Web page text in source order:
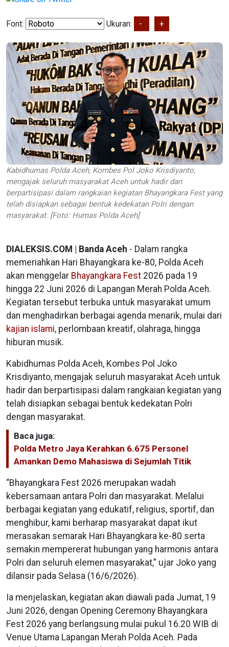
Font: Ukuran: - +
Kabidhumas Polda Aceh, Kombes Pol Joko Krisdiyanto,
mengajak seluruh masyarakat Aceh untuk hadir dan
berpartisipasi dalam rangkaian kegiatan Bhayangkara Fest yang
telah disiapkan sebagai bentuk kedekatan Polri dengan
masyarakat. [Foto: Humas Polda Aceh]
DIALEKSIS.COM | Banda Aceh - Dalam rangka
memeriahkan Hari Bhayangkara ke-80, Polda Aceh
akan menggelar Bhayangkara Fest 2026 pada 19
hingga 22 Juni 2026 di Lapangan Merah Polda Aceh.
Kegiatan tersebut terbuka untuk masyarakat umum
dan menghadirkan berbagai agenda menarik, mulai dari
kajian islami, perlombaan kreatif, olahraga, hingga
hiburan musik.
Kabidhumas Polda Aceh, Kombes Pol Joko
Krisdiyanto, mengajak seluruh masyarakat Aceh untuk
hadir dan berpartisipasi dalam rangkaian kegiatan yang
telah disiapkan sebagai bentuk kedekatan Polri
dengan masyarakat.
Baca juga:
Polda Metro Jaya Kerahkan 6.675 Personel
Amankan Demo Mahasiswa di Sejumlah Titik
“Bhayangkara Fest 2026 merupakan wadah
kebersamaan antara Polri dan masyarakat. Melalui
berbagai kegiatan yang edukatif, religius, sportif, dan
menghibur, kami berharap masyarakat dapat ikut
merasakan semarak Hari Bhayangkara ke-80 serta
semakin mempererat hubungan yang harmonis antara
Polri dan seluruh elemen masyarakat,” ujar Joko yang
dilansir pada Selasa (16/6/2026).
Ia menjelaskan, kegiatan akan diawali pada Jumat, 19
Juni 2026, dengan Opening Ceremony Bhayangkara
Fest 2026 yang berlangsung mulai pukul 16.20 WIB di
Venue Utama Lapangan Merah Polda Aceh. Pada